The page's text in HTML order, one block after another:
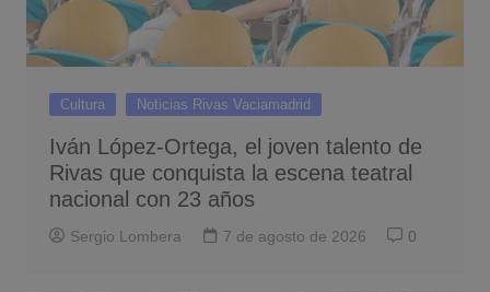
Cultura Noticias Rivas Vaciamadrid
Iván López-Ortega, el joven talento de
Rivas que conquista la escena teatral
nacional con 23 años
Sergio Lombera 7 de agosto de 2026 0